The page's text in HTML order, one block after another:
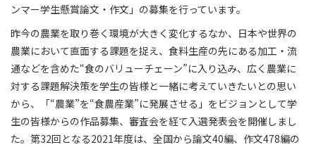
ンマー学生懸賞論文・作文」の募集を行っています。
昨今の農業を取り巻く環境が大きく変化するなか、日本や世界の
農業において直面する課題を捉え、食料生産の先にある加工・流
通などを含めた“食のバリューチェーン”に入り込み、広く農業に
対する課題解決策を学生の皆様と一緒に考えていきたいとの思い
から、「“農業”を“食農産業”に発展させる」をビジョンとして学
生の皆様からの作品募集、審査会を経て入選発表会を開催しまし
た。第32回となる2021年度は、全国から論文40編、作文478編の